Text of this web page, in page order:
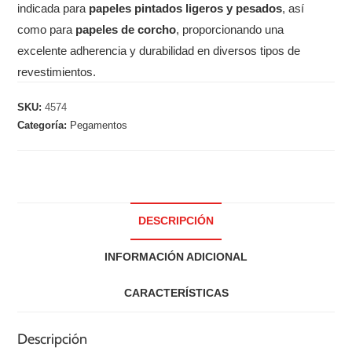
indicada para papeles pintados ligeros y pesados, así
como para papeles de corcho, proporcionando una
excelente adherencia y durabilidad en diversos tipos de
revestimientos.
SKU:4574
Categoría: Pegamentos
DESCRIPCIÓN
INFORMACIÓN ADICIONAL
CARACTERÍSTICAS
Descripción